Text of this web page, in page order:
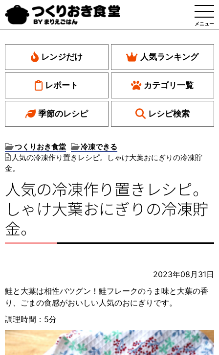
メニュー
レンジだけ 人気ランキング
レポート カテゴリ一覧
季節のレシピ レシピ検索
つくりおき食堂
冷凍できる
人気の冷凍作り置きレシピ。しゃけ大葉おにぎりの冷凍貯
金。
人気の冷凍作り置きレシピ。
しゃけ大葉おにぎりの冷凍貯
金。
2023年08月31日
鮭と大葉は相性バツグン！鮭フレークのうま味と大葉の香
り、ごまの食感がおいしい人気のおにぎりです。
調理時間：5分